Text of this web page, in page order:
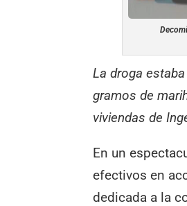
La droga
gramos de
viviendas de
En un
efectivos en
dedicada a la